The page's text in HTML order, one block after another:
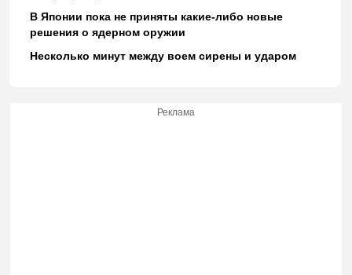
В Японии пока не приняты какие-либо новые
решения о ядерном оружии
Несколько минут между воем сирены и ударом
Реклама